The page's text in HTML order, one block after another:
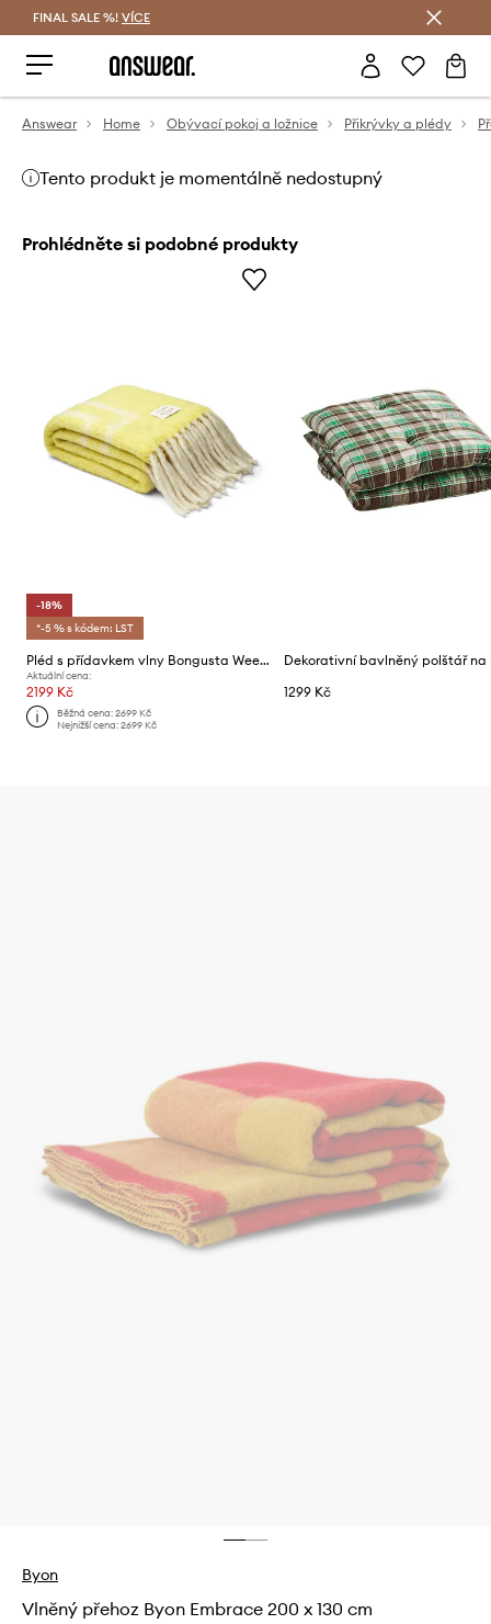
FINAL SALE %! VÍCE
Answear Home Obývací pokoj a ložnice Přikrývky a plédy
Tento produkt je momentálně nedostupný
Prohlédněte si podobné produkty
-18%
*-5 % s kódem: LST
Pléd s přídavkem vlny Bongusta Weekend 130 x 170 cm
Aktuální cena:
2199 Kč
Běžná cena:2699 Kč
Nejnižší cena:2699 Kč
1299 Kč
Byon
Vlněný přehoz Byon Embrace 200 x 130 cm